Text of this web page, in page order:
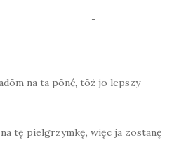
-
na ta pōnć, tōż jo lepszy
tę pielgrzymkę, więc ja zostanę